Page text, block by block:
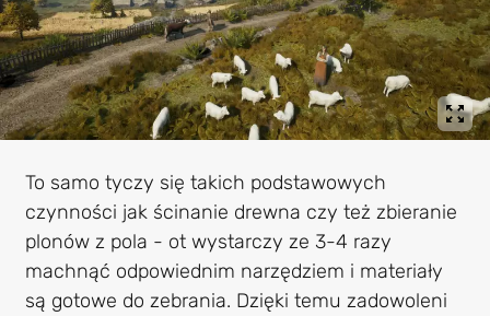
To samo tyczy się takich podstawowych
czynności jak ścinanie drewna czy też zbieranie
plonów z pola - ot wystarczy ze 3-4 razy
machnąć odpowiednim narzędziem i materiały
są gotowe do zebrania. Dzięki temu zadowoleni